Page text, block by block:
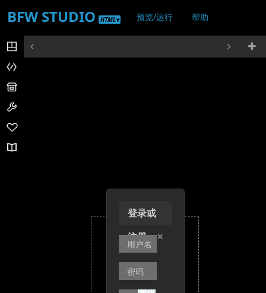
登录或
注册
×
BFW STUDIO HTML▾ 预览/运行 帮助
+